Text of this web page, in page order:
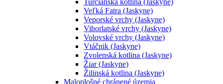
Veľká Fatra (Jaskyne)
Veporské vrchy (Jaskyne)
Vihorlatské vrchy (Jaskyne)
Volovské vrchy (Jaskyne)
Vtáčnik (Jaskyne)
Zvolenská kotlina (Jaskyne)
Žiar (Jaskyne)
Žilinská kotlina (Jaskyne)
Maloplošné chránené územia